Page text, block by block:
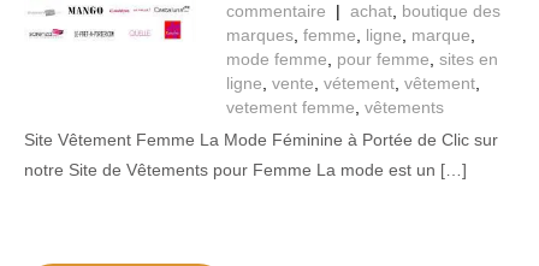
commentaire
| achat, boutique des
marques, femme ligne marque
mode femme
pour femme sites en
ligne vente vétement, vêtement,
vetement femme vêtements
Site Vêtement Femme La Mode Féminine à Portée de Clic sur
notre Site de Vêtements pour Femme La mode est un […]